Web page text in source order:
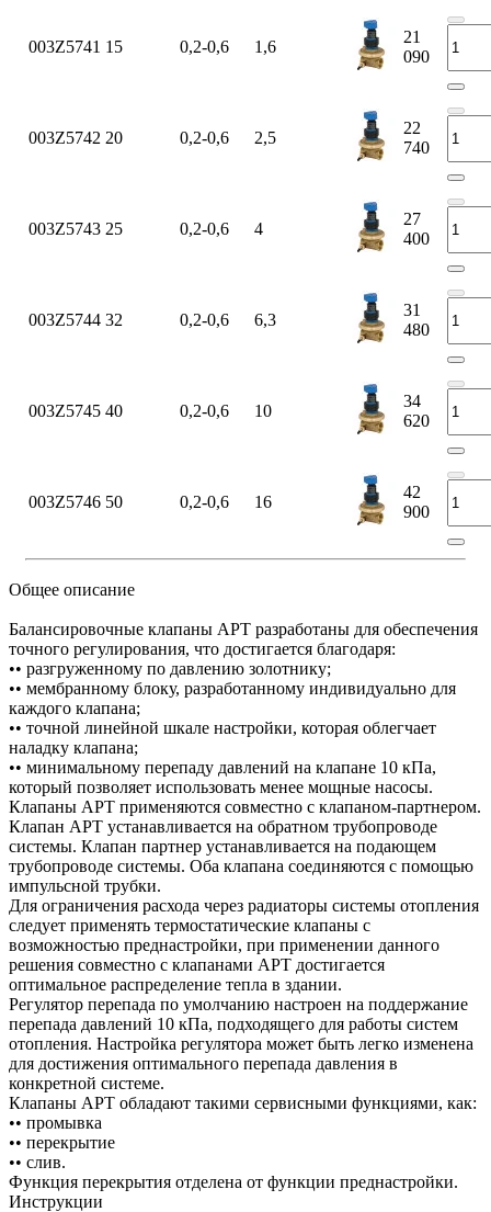
003Z5741 15 0,2-0,6 1,6
21
090
003Z5742 20 0,2-0,6 2,5
22
740
003Z5743 25 0,2-0,6 4
27
400
003Z5744 32 0,2-0,6 6,3
31
480
003Z5745 40 0,2-0,6 10
34
620
003Z5746 50 0,2-0,6 16
42
900
Общее описание
Балансировочные клапаны APT разработаны для обеспечения
точного регулирования, что достигается благодаря:
•• разгруженному по давлению золотнику;
•• мембранному блоку, разработанному индивидуально для
каждого клапана;
•• точной линейной шкале настройки, которая облегчает
наладку клапана;
•• минимальному перепаду давлений на клапане 10 кПа,
который позволяет использовать менее мощные насосы.
Клапаны APT применяются совместно с клапаном-партнером.
Клапан APT устанавливается на обратном трубопроводе
системы. Клапан партнер устанавливается на подающем
трубопроводе системы. Оба клапана соединяются с помощью
импульсной трубки.
Для ограничения расхода через радиаторы системы отопления
следует применять термостатические клапаны с
возможностью преднастройки, при применении данного
решения совместно с клапанами APT достигается
оптимальное распределение тепла в здании.
Регулятор перепада по умолчанию настроен на поддержание
перепада давлений 10 кПа, подходящего для работы систем
отопления. Настройка регулятора может быть легко изменена
для достижения оптимального перепада давления в
конкретной системе.
Клапаны APT обладают такими сервисными функциями, как:
•• промывка
•• перекрытие
•• слив.
Функция перекрытия отделена от функции преднастройки.
Инструкции